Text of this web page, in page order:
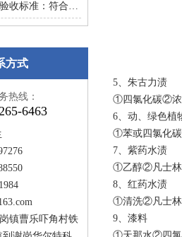
整套水转印设备验收标准：符合行业质量规范是核心-铂艺机械设备有限公司
方式
热线：
6463
镇曹乐吓角村铁
5、朱古力渍
①四氯化碳②浓
6、动、绿色植
①苯或四氯化
7、紫药水渍
①乙醇②凡士林
8、红药水渍
①清洗②凡士林
9、漆料